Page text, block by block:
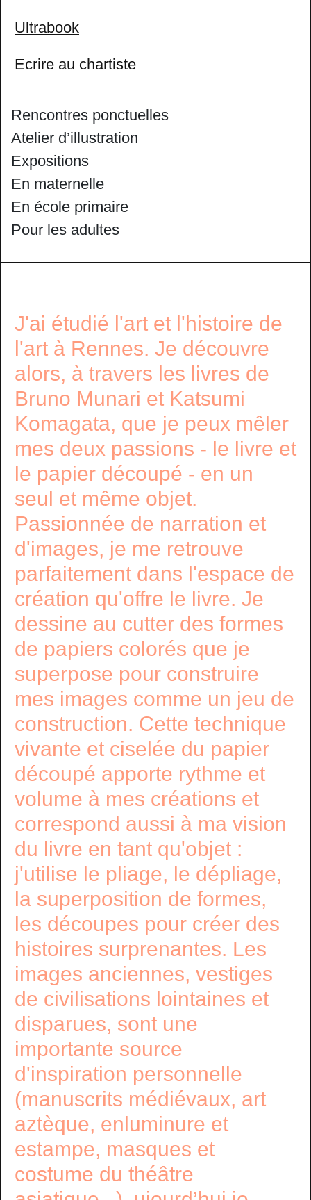
Ultrabook
Ecrire au chartiste
Rencontres ponctuelles
Atelier d’illustration
Expositions
En maternelle
En école primaire
Pour les adultes
J'ai étudié l'art et l'histoire de
l'art à Rennes. Je découvre
alors, à travers les livres de
Bruno Munari et Katsumi
Komagata, que je peux mêler
mes deux passions - le livre et
le papier découpé - en un
seul et même objet.
Passionnée de narration et
d'images, je me retrouve
parfaitement dans l'espace de
création qu'offre le livre. Je
dessine au cutter des formes
de papiers colorés que je
superpose pour construire
mes images comme un jeu de
construction. Cette technique
vivante et ciselée du papier
découpé apporte rythme et
volume à mes créations et
correspond aussi à ma vision
du livre en tant qu'objet :
j'utilise le pliage, le dépliage,
la superposition de formes,
les découpes pour créer des
histoires surprenantes. Les
images anciennes, vestiges
de civilisations lointaines et
disparues, sont une
importante source
d'inspiration personnelle
(manuscrits médiévaux, art
aztèque, enluminure et
estampe, masques et
costume du théâtre